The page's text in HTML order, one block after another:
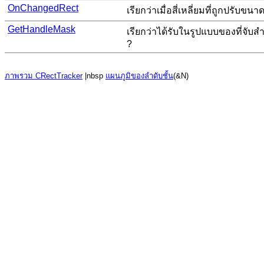
OnChangedRect
เรียกว่าเมื่อสี่เหลี่ยมที่ถูกปรับขนา
GetHandleMask
เรียกว่าได้รับในรูปแบบของที่จับ
?
ภาพรวม CRectTracker|nbsp แผนภูมิของลำดับชั้น(&N)